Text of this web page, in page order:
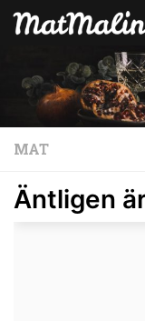
Hoppa till
MAT
Äntligen